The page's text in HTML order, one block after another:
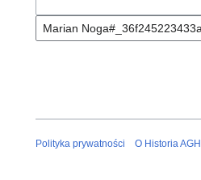
Polityka prywatności O Historia AGH